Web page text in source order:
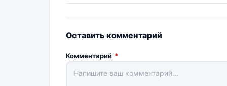
Оставить комментарий
Комментарий *